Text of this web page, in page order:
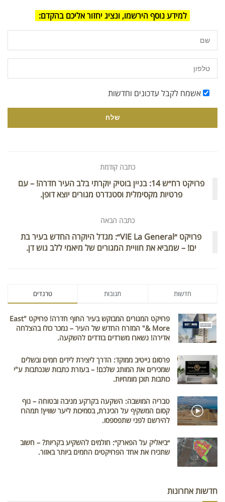
למידע נוסף הירשמו, ונציג יחזור אליכם בהקדם:
אשמח לקבל עדכונים וחדשות
כתבה קודמת
פרויקט רח״ש 14: בניין בוטיק יוקרתי בלב העיר חדרה! – עם
פרטיות מקסימלית וסטנדרט מגורים יוצא דופן.
כתבה הבאה
פרויקט ״VIE La General״: מגדל היוקרה החדש בעיר בת
ים! – שמביא את חוויית המגורים של מיאמי ללב גוש דן.
טרנדים תגובות חדשות
פרויקט המגורים המבוקש בעיר החוף חדרה! פרויקט "East
& More" המזרח החדש של העיר – נמכר כולו בהצלחה
אדירה! נשארו משרדים בודדים להשקעה.
פרסום נייטיב ממוקד: הדרך ליצירת לידים חמים ובשלים
שמכירים את המותג שלכם! – בעזרת כתבות שנכתבות ע"י
כותבות תוכן מומחיות.
טבריה המושבה: השקעה בקרקע מניבה ובטוחה – נוף
קסום המשקיף על הכינרת, בסמיכות ליער שוויץ! תמהרו
להירשם לפני שתפספסו.
״ביאליק על הפארק״: חולמים להשקיע בקריות? – חשוב
שתכירו את אחד הפרויקטים החמים ביותר באזור.
חדשות אחרונות